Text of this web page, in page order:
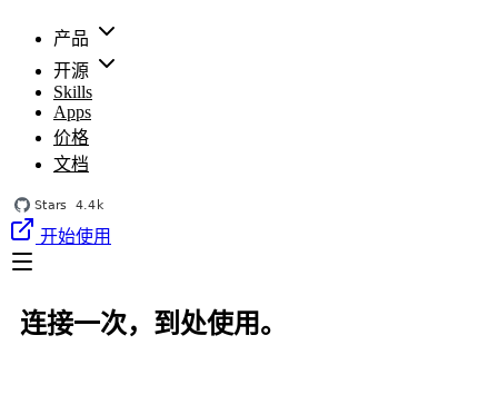
产品
开源
Skills
Apps
价格
文档
开始使用
连接一次，到处使用。